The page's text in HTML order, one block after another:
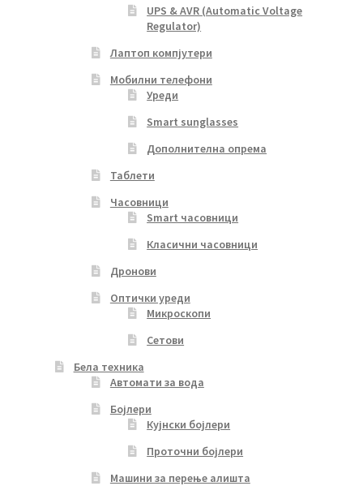
UPS & AVR (Automatic Voltage
Regulator)
Лаптоп компјутери
Мобилни телефони
Уреди
Smart sunglasses
Дополнителна опрема
Таблети
Часовници
Smart часовници
Класични часовници
Дронови
Оптички уреди
Микроскопи
Сетови
Бела техника
Автомати за вода
Бојлери
Кујнски бојлери
Проточни бојлери
Машини за перење алишта